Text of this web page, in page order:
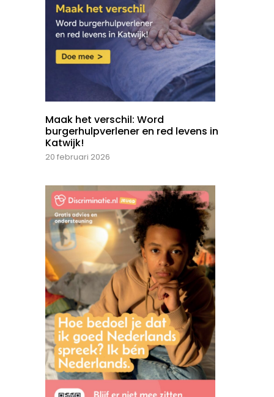
Maak het verschil: Word
burgerhulpverlener en red levens in
Katwijk!
20 februari 2026